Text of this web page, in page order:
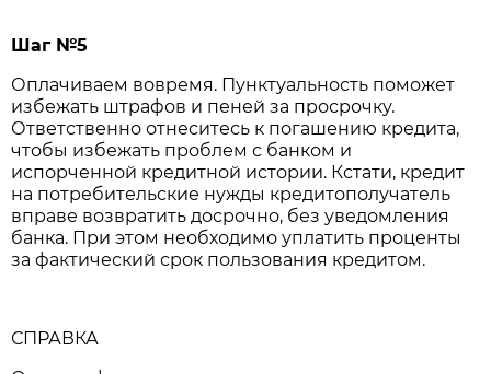
Шаг №5
Оплачиваем вовремя. Пунктуальность поможет
избежать штрафов и пеней за просрочку.
Ответственно отнеситесь к погашению кредита,
чтобы избежать проблем с банком и
испорченной кредитной истории. Кстати, кредит
на потребительские нужды кредитополучатель
вправе возвратить досрочно, без уведомления
банка. При этом необходимо уплатить проценты
за фактический срок пользования кредитом.
СПРАВКА